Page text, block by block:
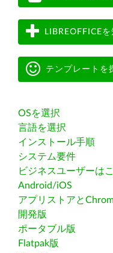
LIBREOFFICEを
テンプレートを
OSを選択
言語を選択
インストール手順
システム要件
ビジネスユーザーは
Android/iOS
アプリストアと
開発版
ポータブル版
Flatpak版